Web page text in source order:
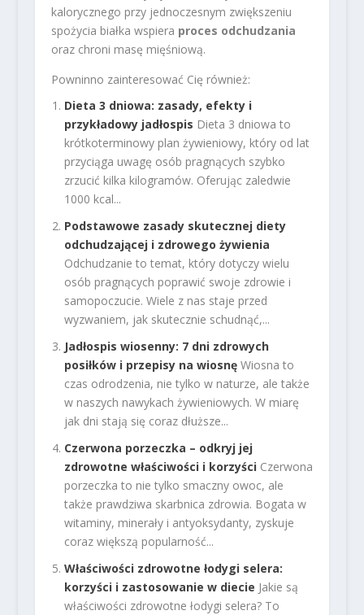
kalorycznego przy jednoczesnym zwiększeniu
spożycia białka wspiera proces odchudzania
oraz chroni masę mięśniową.
Powninno zainteresować Cię również:
Dieta 3 dniowa: zasady, efekty i
przykładowy jadłospis Dieta 3 dniowa to
krótkoterminowy plan żywieniowy, który od lat
przyciąga uwagę osób pragnących szybko
zrzucić kilka kilogramów. Oferując zaledwie
1000 kcal...
Podstawowe zasady skutecznej diety
odchudzającej i zdrowego żywienia
Odchudzanie to temat, który dotyczy wielu
osób pragnących poprawić swoje zdrowie i
samopoczucie. Wiele z nas staje przed
wyzwaniem, jak skutecznie schudnąć,...
Jadłospis wiosenny: 7 dni zdrowych
posiłków i przepisy na wiosnę Wiosna to
czas odrodzenia, nie tylko w naturze, ale także
w naszych nawykach żywieniowych. W miarę
jak dni stają się coraz dłuższe...
Czerwona porzeczka – odkryj jej
zdrowotne właściwości i korzyści Czerwona
porzeczka to nie tylko smaczny owoc, ale
także prawdziwa skarbnica zdrowia. Bogata w
witaminy, minerały i antyoksydanty, zyskuje
coraz większą popularność...
Właściwości zdrowotne łodygi selera:
korzyści i zastosowanie w diecie Jakie są
właściwości zdrowotne łodygi selera? To